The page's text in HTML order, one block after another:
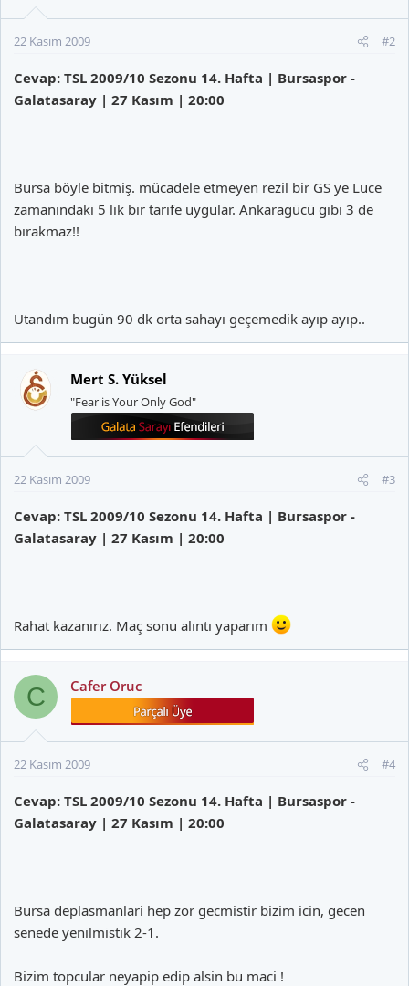
22 Kasım 2009 #2
Cevap: TSL 2009/10 Sezonu 14. Hafta | Bursaspor -
Galatasaray | 27 Kasım | 20:00
Bursa böyle bitmiş. mücadele etmeyen rezil bir GS ye Luce
zamanındaki 5 lik bir tarife uygular. Ankaragücü gibi 3 de
bırakmaz!!
Utandım bugün 90 dk orta sahayı geçemedik ayıp ayıp..
Mert S. Yüksel
"Fear is Your Only God"
22 Kasım 2009 #3
Cevap: TSL 2009/10 Sezonu 14. Hafta | Bursaspor -
Galatasaray | 27 Kasım | 20:00
Rahat kazanırız. Maç sonu alıntı yaparım
C Cafer Oruc
22 Kasım 2009 #4
Cevap: TSL 2009/10 Sezonu 14. Hafta | Bursaspor -
Galatasaray | 27 Kasım | 20:00
Bursa deplasmanlari hep zor gecmistir bizim icin, gecen
senede yenilmistik 2-1.
Bizim topcular neyapip edip alsin bu maci !